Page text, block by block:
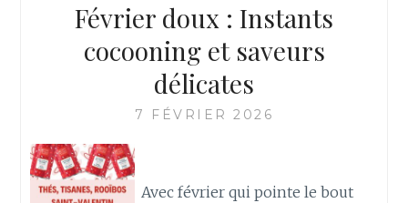
Février doux : Instants
cocooning et saveurs
délicates
7 FÉVRIER 2026
Avec février qui pointe le bout